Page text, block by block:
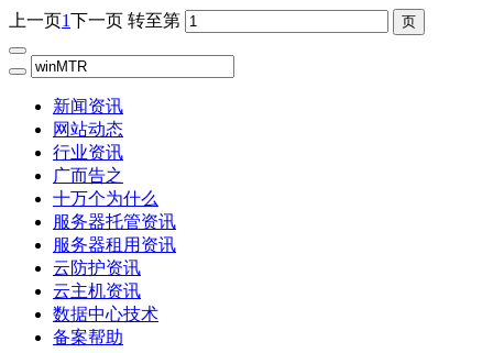
上一页1下一页 转至第
新闻资讯
网站动态
行业资讯
广而告之
十万个为什么
服务器托管资讯
服务器租用资讯
云防护资讯
云主机资讯
数据中心技术
备案帮助